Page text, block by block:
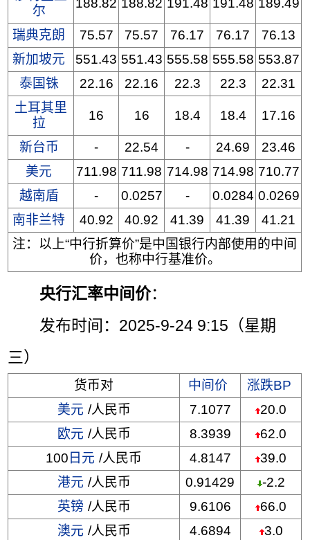
尔
188.82 188.82 191.48 191.48 189.49
瑞典克朗 75.57 75.57 76.17 76.17
76.13
新加坡元
551.43 551.43 555.58 555.58 553.87
泰国铢
22.16 22.16 22.3 22.3
22.31
土耳其里
拉
16 16 18.4 18.4 17.16
新台币 - 22.54 - 24.69
23.46
美元
711.98 711.98 714.98 714.98 710.77
越南盾
- 0.0257 - 0.0284 0.0269
南非兰特
40.92 40.92 41.39 41.39
41.21
注：以上“中行折算价”是中国银行内部使用的中间
价，也称中行基准价。
央行汇率中间价：
发布时间：2025-9-24 9:15（星期
三）
货币对 中间价
涨跌BP
美元 /人民币 7.1077
20.0
欧元 /人民币 8.3939
62.0
100 日元 /人民币 4.8147
39.0
港元 /人民币 0.91429
-2.2
英镑 /人民币 9.6106
66.0
澳元 /人民币 4.6894
3.0